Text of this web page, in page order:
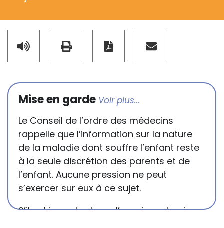
Mise en garde
Le Conseil de l’ordre des médecins
rappelle que l’information sur la nature
de la maladie dont souffre l’enfant reste
à la seule discrétion des parents et de
l’enfant. Aucune pression ne peut
s’exercer sur eux à ce sujet.
S’il est important que l’enseignant puisse